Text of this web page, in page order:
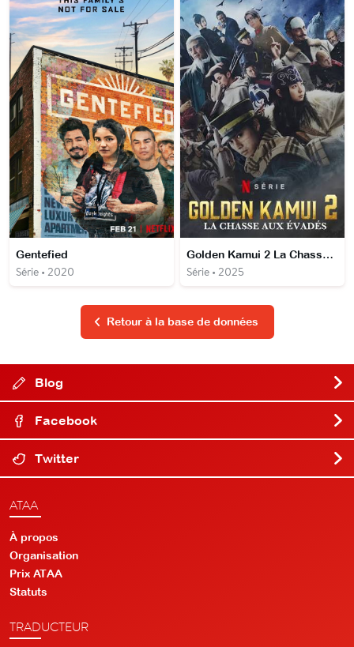
Gentefied
Série • 2020
Golden Kamui 2 La Chasse aux évadés
Série • 2025
Retour à la base de données
Blog
Facebook
Twitter
ATAA
À propos
Organisation
Prix ATAA
Statuts
TRADUCTEUR